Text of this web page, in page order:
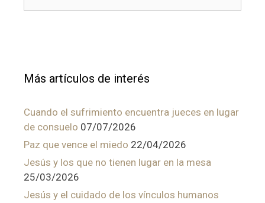
Más artículos de interés
Cuando el sufrimiento encuentra jueces en lugar
de consuelo 07/07/2026
Paz que vence el miedo 22/04/2026
Jesús y los que no tienen lugar en la mesa
25/03/2026
Jesús y el cuidado de los vínculos humanos